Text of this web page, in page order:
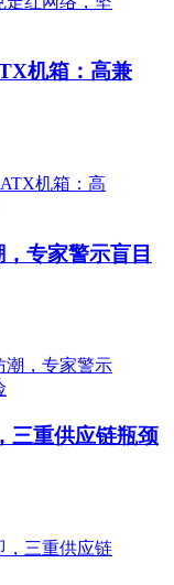
机箱：高兼
专家警示盲目
三重供应链瓶颈